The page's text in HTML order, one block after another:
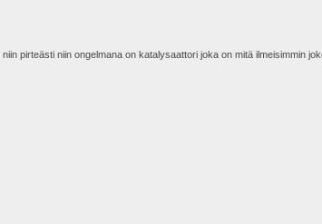
pirteästi niin ongelmana on katalysaattori joka on mitä ilmeisimmin